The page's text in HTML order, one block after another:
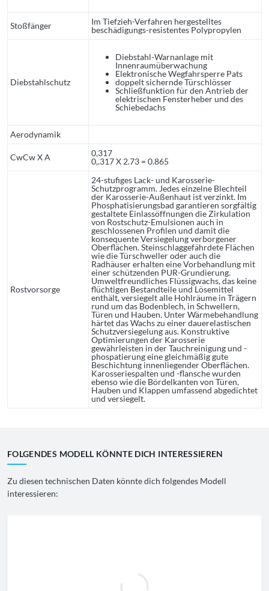
Stoßfänger
Im Tiefzieh-Verfahren hergestelltes
beschädigungs-resistentes Polypropylen
Diebstahlschutz
Diebstahl-Warnanlage mit
Innenraumüberwachung
Elektronische Wegfahrsperre Pats
doppelt sichernde Türschlösser
Schließfunktion für den Antrieb der
elektrischen Fensterheber und des
Schiebedachs
Aerodynamik
CwCw X A
0,317
0,.317 X 2.73 = 0.865
Rostvorsorge
24-stufiges Lack- und Karosserie-
Schutzprogramm. Jedes einzelne Blechteil
der Karosserie-Außenhaut ist verzinkt. Im
Phosphatisierungsbad garantieren sorgfältig
gestaltete Einlassöffnungen die Zirkulation
von Rostschutz-Emulsionen auch in
geschlossenen Profilen und damit die
konsequente Versiegelung verborgener
Oberflächen. Steinschlaggefährdete Flächen
wie die Türschweller oder auch die
Radhäuser erhalten eine Vorbehandlung mit
einer schützenden PUR-Grundierung.
Umweltfreundliches Flüssigwachs, das keine
flüchtigen Bestandteile und Lösemittel
enthält, versiegelt alle Hohlräume in Trägern
rund um das Bodenblech, in Schwellern,
Türen und Hauben. Unter Wärmebehandlung
härtet das Wachs zu einer dauerelastischen
Schutzversiegelung aus. Konstruktive
Optimierungen der Karosserie
gewährleisten in der Tauchreinigung und -
phospatierung eine gleichmäßig gute
Beschichtung innenliegender Oberflächen.
Karosseriespalten und -flansche wurden
ebenso wie die Bördelkanten von Türen,
Hauben und Klappen umfassend abgedichtet
und versiegelt.
FOLGENDES MODELL KÖNNTE DICH INTERESSIEREN
Zu diesen technischen Daten könnte dich folgendes Modell
interessieren: